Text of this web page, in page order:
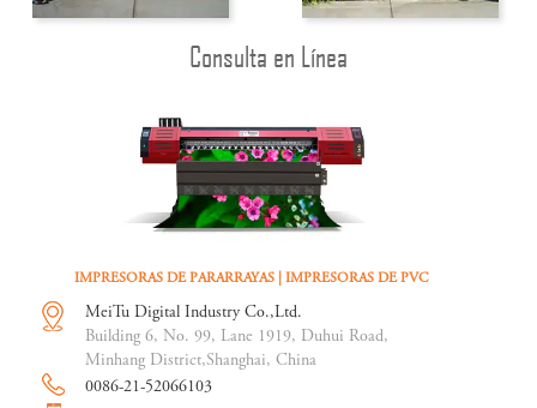
Consulta en Línea
IMPRESORAS DE PARARRAYAS | IMPRESORAS DE PVC
MeiTu Digital Industry Co.,Ltd.
Building 6, No. 99, Lane 1919, Duhui Road,
Minhang District,Shanghai, China
0086-21-52066103